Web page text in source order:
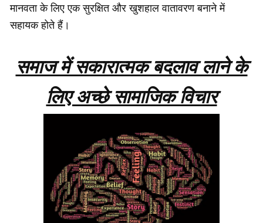
मानवता के लिए एक सुरक्षित और खुशहाल वातावरण बनाने में
सहायक होते हैं।
समाज में सकारात्मक बदलाव लाने के
लिए अच्छे सामाजिक विचार